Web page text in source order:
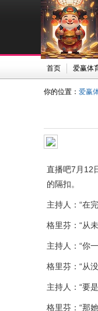
首页 爱赢体
你的位置： 爱赢
直播吧7月12
的隔扣。
主持人：“在
格里芬：“从
主持人：“你
格里芬：“从
主持人：“要
格里芬：“那